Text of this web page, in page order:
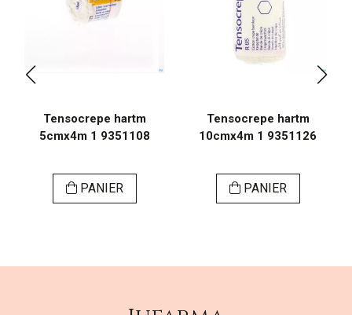
Tensocrepe hartm
5cmx4m 1 9351108
PANIER
Tensocrepe hartm
10cmx4m 1 9351126
PANIER